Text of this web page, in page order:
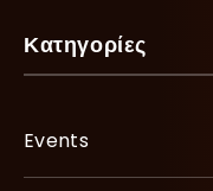
Κατηγορίες
Events